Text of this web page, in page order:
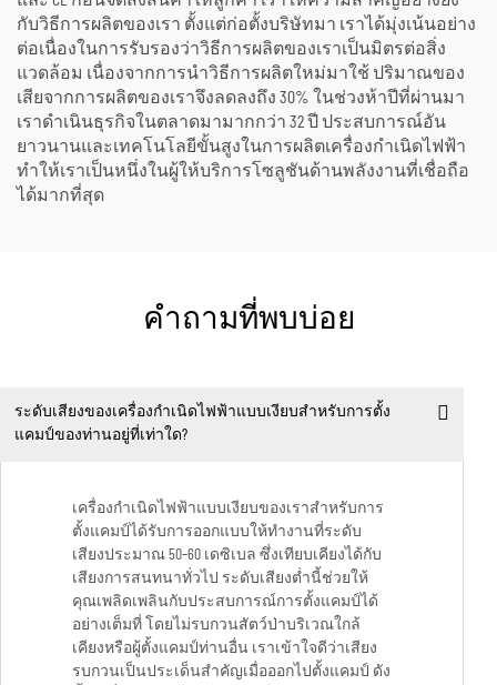
กับวิธีการผลิตของเรา ตั้งแต่ก่อตั้งบริษัทมา เราได้มุ่งเน้นอย่าง
ต่อเนื่องในการรับรองว่าวิธีการผลิตของเราเป็นมิตรต่อสิ่ง
แวดล้อม เนื่องจากการนำวิธีการผลิตใหม่มาใช้ ปริมาณของ
เสียจากการผลิตของเราจึงลดลงถึง 30% ในช่วงห้าปีที่ผ่านมา
เราดำเนินธุรกิจในตลาดมามากกว่า 32 ปี ประสบการณ์อัน
ยาวนานและเทคโนโลยีขั้นสูงในการผลิตเครื่องกำเนิดไฟฟ้า
ทำให้เราเป็นหนึ่งในผู้ให้บริการโซลูชันด้านพลังงานที่เชื่อถือ
ได้มากที่สุด
คำถามที่พบบ่อย
ระดับเสียงของเครื่องกำเนิดไฟฟ้าแบบเงียบสำหรับการตั้ง
แคมป์ของท่านอยู่ที่เท่าใด?
เครื่องกำเนิดไฟฟ้าแบบเงียบของเราสำหรับการ
ตั้งแคมป์ได้รับการออกแบบให้ทำงานที่ระดับ
เสียงประมาณ 50–60 เดซิเบล ซึ่งเทียบเคียงได้กับ
เสียงการสนทนาทั่วไป ระดับเสียงต่ำนี้ช่วยให้
คุณเพลิดเพลินกับประสบการณ์การตั้งแคมป์ได้
อย่างเต็มที่ โดยไม่รบกวนสัตว์ป่าบริเวณใกล้
เคียงหรือผู้ตั้งแคมป์ท่านอื่น เราเข้าใจดีว่าเสียง
รบกวนเป็นประเด็นสำคัญเมื่อออกไปตั้งแคมป์ ดัง